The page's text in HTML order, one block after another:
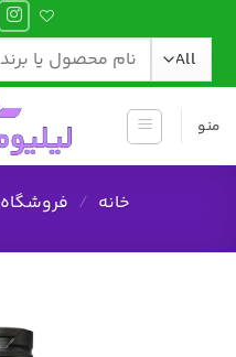
content
جستجو
منو
خانه / فروشگاه